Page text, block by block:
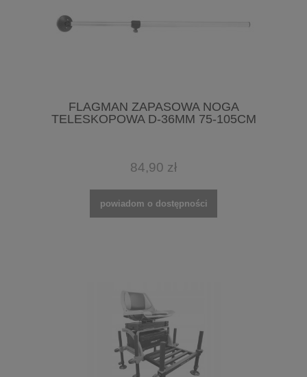
FLAGMAN ZAPASOWA NOGA
TELESKOPOWA D-36MM 75-105CM
84,90 zł
powiadom o dostępności